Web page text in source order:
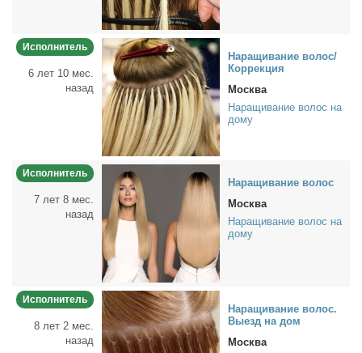
Исполнитель
6 лет 10 мес.
назад
На­ра­щи­ва­ние во­лос/
Кор­рек­ция
Москва
Наращивание волос на
дому
Исполнитель
7 лет 8 мес.
назад
На­ра­щи­ва­ние во­лос
Москва
Наращивание волос на
дому
Исполнитель
8 лет 2 мес.
назад
На­ра­щи­ва­ние во­лос.
Вы­езд на дом
Москва